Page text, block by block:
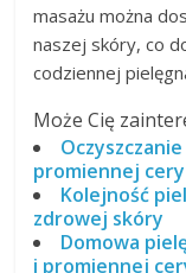
masażu można
naszej skóry, co
codziennej
Może Cię
promiennej cery
Kolejność
zdrowej skóry
Domowa
i promiennej